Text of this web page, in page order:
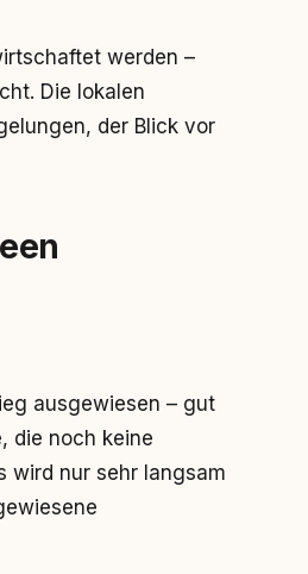
werden –
Die lokalen
der Blick vor
ausgewiesen – gut
die noch keine
wird nur sehr langsam